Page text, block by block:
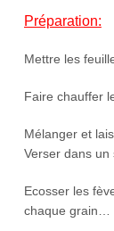
Préparation:
Mettre les
Faire chauffer
Mélanger et
Verser dans
Ecosser les
chaque grain…